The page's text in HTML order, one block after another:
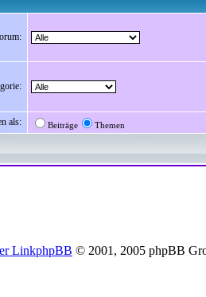
als: Beiträge Themen
phpBB © 2001, 2005 phpBB